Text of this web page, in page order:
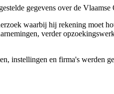
gegevens over de Vlaamse
waarbij hij rekening moet
verder
instellingen en firma's werden